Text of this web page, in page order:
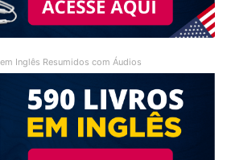
Inglês Resumidos com Áudios